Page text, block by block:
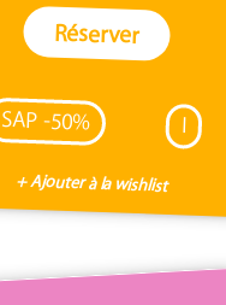
Réserver
SAP -50% I
+ Ajouter à la wishlist